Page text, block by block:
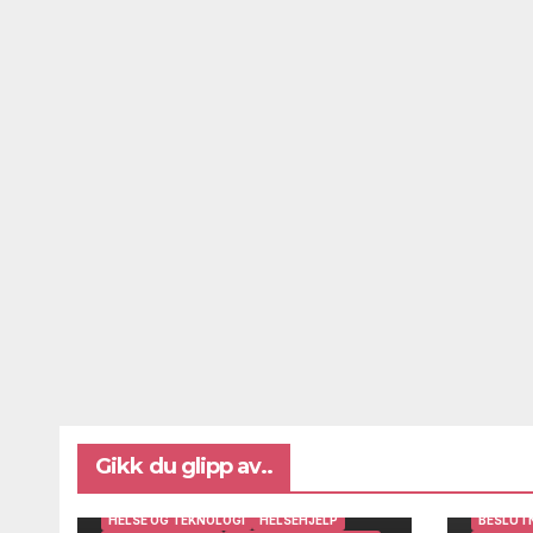
Gikk du glipp av..
BRUKERINNSIKT OG BRUKERMEDVIRKNING
DIGITAL AVSTANDSOPPFØLGING
HELSE OG TEKNOLOGI
HELSEHJELP